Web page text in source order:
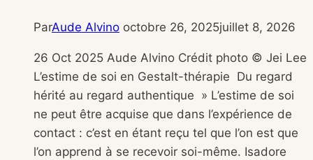
ParAude Alvino octobre 26, 2025juillet 8, 2026
26 Oct 2025 Aude Alvino Crédit photo © Jei Lee
L’estime de soi en Gestalt-thérapie ​ Du regard
hérité au regard authentique » L’estime de soi
ne peut être acquise que dans l’expérience de
contact : c’est en étant reçu tel que l’on est que
l’on apprend à se recevoir soi-même. Isadore